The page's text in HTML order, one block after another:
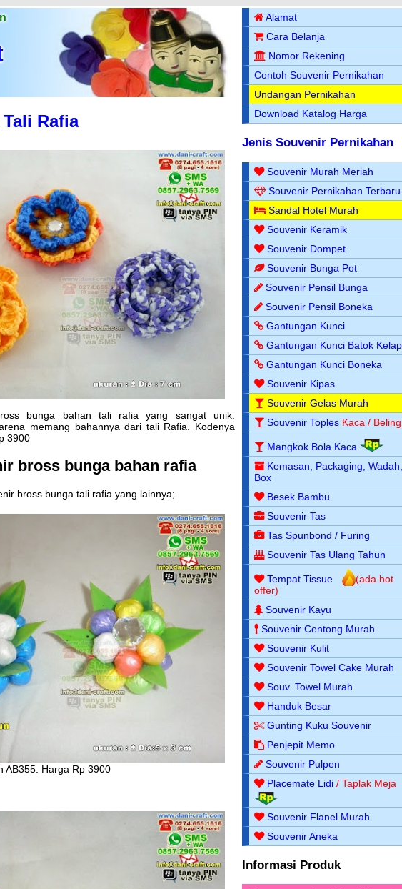
Rafia
bunga bahan tali rafia yang sangat unik.
memang bahannya dari tali Rafia. Kodenya
3900
bross bunga bahan rafia
bross bunga tali rafia yang lainnya;
AB355. Harga Rp 3900
Alamat
Cara Belanja
Nomor Rekening
Contoh Souvenir Pernikahan
Undangan Pernikahan
Download Katalog Harga
Jenis Souvenir Pernikahan
Souvenir Murah Meriah
Souvenir Pernikahan Terbaru
Sandal Hotel Murah
Souvenir Keramik
Souvenir Dompet
Souvenir Bunga Pot
Souvenir Pensil Bunga
Souvenir Pensil Boneka
Gantungan Kunci
Gantungan Kunci Batok
Gantungan Kunci Boneka
Souvenir Kipas
Souvenir Gelas Murah
Souvenir Toples Kaca / Beling
Mangkok Bola Kaca
Kemasan, Packaging,
Box
Besek Bambu
Souvenir Tas
Tas Spunbond / Furing
Souvenir Tas Ulang Tahun
Tempat Tissue
(ada hot
offer)
Souvenir Kayu
Souvenir Centong Murah
Souvenir Kulit
Souvenir Towel Cake Murah
Souv. Towel Murah
Handuk Besar
Gunting Kuku Souvenir
Penjepit Memo
Souvenir Pulpen
Placemate Lidi / Taplak Meja
Souvenir Flanel Murah
Souvenir Aneka
Informasi Produk